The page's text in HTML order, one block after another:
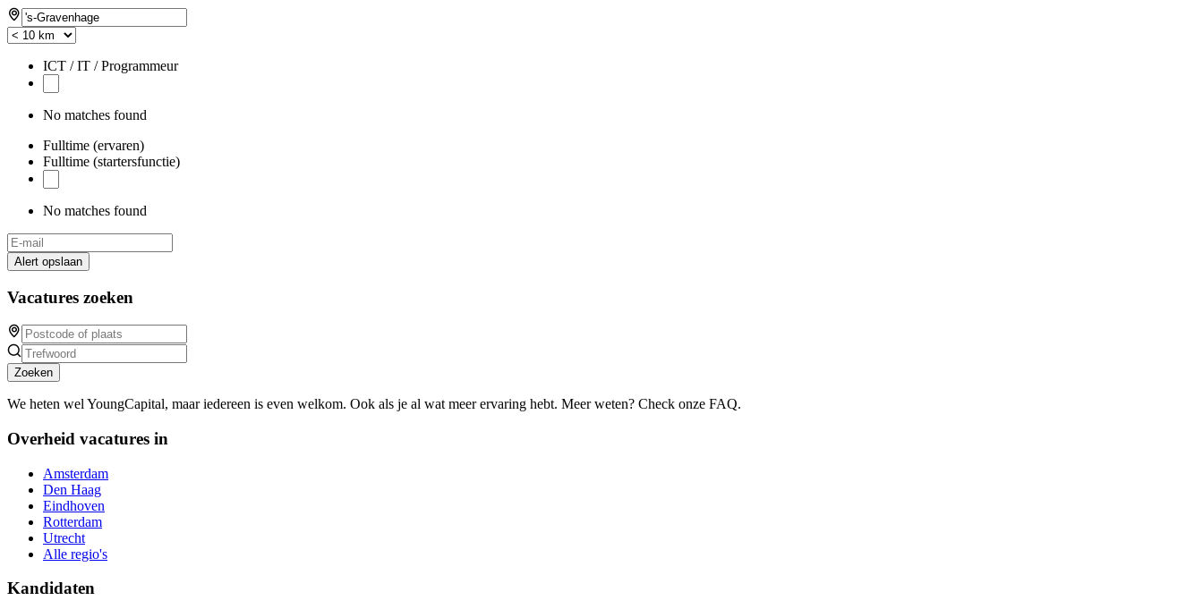
ICT / IT / Programmeur
No matches found
Fulltime (ervaren)
Fulltime (startersfunctie)
No matches found
Alert opslaan
Vacatures zoeken
Zoeken
We heten wel YoungCapital, maar iedereen is even welkom. Ook als je al wat meer ervaring hebt. Meer weten? Check onze FAQ.
Overheid vacatures in
Amsterdam
Den Haag
Eindhoven
Rotterdam
Utrecht
Alle regio's
Kandidaten